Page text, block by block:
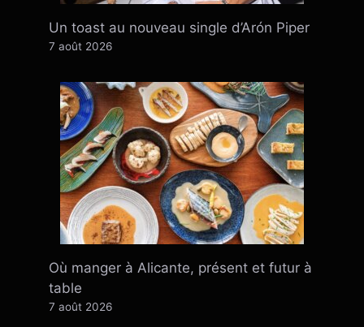
Un toast au nouveau single d’Arón Piper
7 août 2026
Où manger à Alicante, présent et futur à
table
7 août 2026